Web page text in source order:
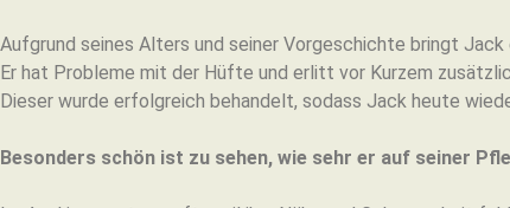
Aufgrund seines Alters und seiner Vorgeschichte bringt
Er hat Probleme mit der Hüfte und erlitt vor Kurzem
Dieser wurde erfolgreich behandelt, sodass Jack heute
Besonders schön ist zu sehen, wie sehr er auf seiner